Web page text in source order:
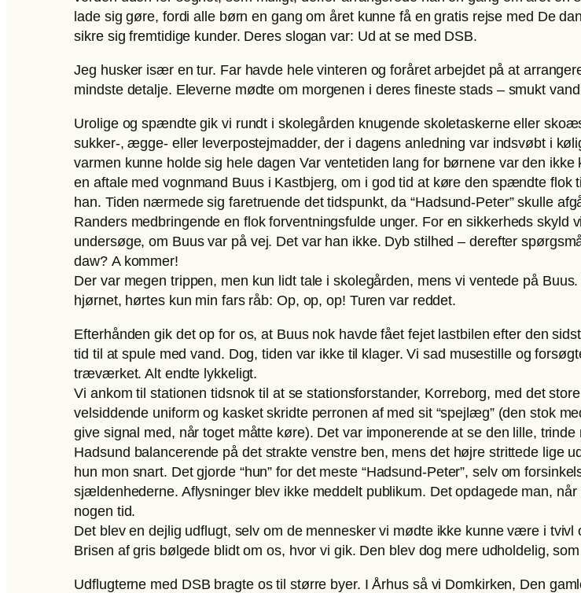
lade sig gøre, fordi alle børn en gang om året kunne få en gratis rejse med De
sikre sig fremtidige kunder. Deres slogan var: Ud at se med DSB.
Jeg husker især en tur. Far havde hele vinteren og foråret arbejdet på at
mindste detalje. Eleverne mødte om morgenen i deres fineste stads – smukt
Urolige og spændte gik vi rundt i skolegården knugende skoletaskerne eller
sukker-, ægge- eller leverpostejmadder, der i dagens anledning var indsvøbt i
varmen kunne holde sig hele dagen Var ventetiden lang for børnene var den ikke
en aftale med vognmand Buus i Kastbjerg, om i god tid at køre den spændte flok
han. Tiden nærmede sig faretruende det tidspunkt, da “Hadsund-Peter” skulle
Randers medbringende en flok forventningsfulde unger. For en sikkerheds skyld
undersøge, om Buus var på vej. Det var han ikke. Dyb stilhed – derefter
daw? A kommer!
Der var megen trippen, men kun lidt tale i skolegården, mens vi ventede på
hjørnet, hørtes kun min fars råb: Op, op, op! Turen var reddet.
Efterhånden gik det op for os, at Buus nok havde fået fejet lastbilen efter den
tid til at spule med vand. Dog, tiden var ikke til klager. Vi sad musestille og
træværket. Alt endte lykkeligt.
Vi ankom til stationen tidsnok til at se stationsforstander, Korreborg, med det
velsiddende uniform og kasket skridte perronen af med sit “spejlæg” (den stok
give signal med, når toget måtte køre). Det var imponerende at se den lille,
Hadsund balancerende på det strakte venstre ben, mens det højre strittede lige
hun mon snart. Det gjorde “hun” for det meste “Hadsund-Peter”, selv om
sjældenhederne. Aflysninger blev ikke meddelt publikum. Det opdagede man,
nogen tid.
Det blev en dejlig udflugt, selv om de mennesker vi mødte ikke kunne være i tvivl
Brisen af gris bølgede blidt om os, hvor vi gik. Den blev dog mere udholdelig,
Udflugterne med DSB bragte os til større byer. I Århus så vi Domkirken, Den